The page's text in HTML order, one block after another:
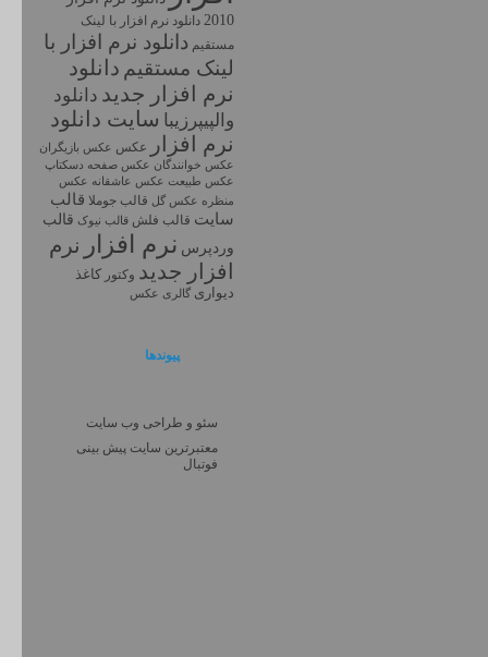
2010 دانلود نرم افزار با لينک
مستقيم دانلود نرم افزار با
لینک مستقیم دانلود
نرم افزار جديد دانلود
والپیپرزیبا سايت دانلود
نرم افزار
عکس عکس بازیگران
عکس خوانندگان عکس صفحه دسکتاپ
عکس طبیعت عکس عاشقانه عکس
منظره عکس گل قالب جوملا قالب
سایت قالب فلش قالب نیوک قالب
وردپرس نرم افزار نرم
افزار جديد وکتور کاغذ
دیواری گالری عکس
پیوندها
سئو و طراحی وب سایت
معتبرترین سایت پیش بینی
فوتبال